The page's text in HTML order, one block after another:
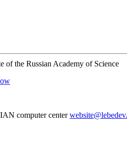
of the Russian Academy of Science
computer center